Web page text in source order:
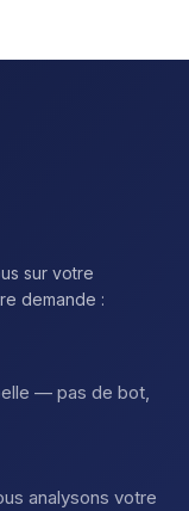
sur votre
demande :
— pas de bot,
analysons votre